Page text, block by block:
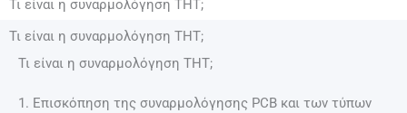
Τι είναι η συναρμολόγηση THT;
Τι είναι η συναρμολόγηση THT;
Τι είναι η συναρμολόγηση THT;
1. Επισκόπηση της συναρμολόγησης PCB και των τύπων